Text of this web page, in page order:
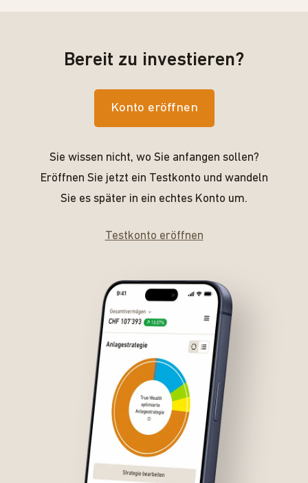
Bereit zu investieren?
Konto eröffnen
Sie wissen nicht, wo Sie anfangen sollen?
Eröffnen Sie jetzt ein Testkonto und wandeln
Sie es später in ein echtes Konto um.
Testkonto eröffnen